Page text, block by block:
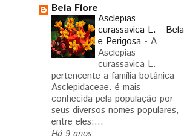
Bela Flore
Asclepias
curassavica L. - Bela
e Perigosa - A
Asclepias
curassavica L.
pertencente a família botânica
Asclepidaceae. é mais
conhecida pela população por
seus diversos nomes populares,
entre eles:...